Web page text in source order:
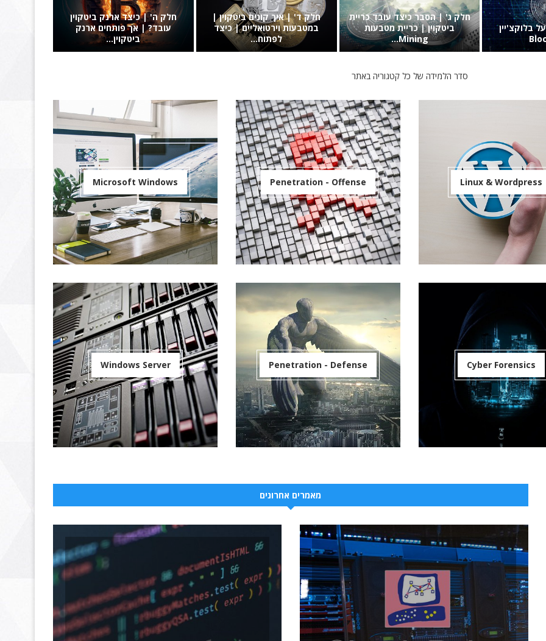
סדר הלמידה של כל קטגוריה באתר
Linux & Wordpress
Penetration - Offense
Microsoft Windows
Cyber Forensics
Penetration - Defense
Windows Server
מאמרים אחרונים